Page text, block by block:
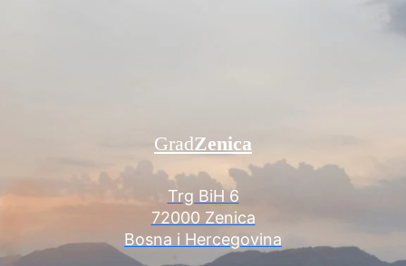
Trg BiH 6
72000 Zenica
Bosna i Hercegovina
GradZenica